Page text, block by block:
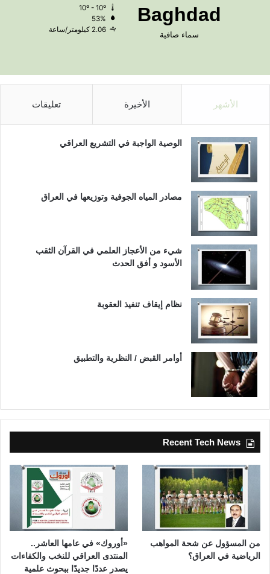
Baghdad
سماء صافية
53%
2.06 كيلومتر/ساعة
الأشهر الأخيرة تعليقات
الوصية الواجبة في التشريع العراقي
مصادر المياه الجوفية وتوزيعها في العراق
شيء من الأعجاز العلمي في القرآن الثقب
الأسود و أفق الحدث
نظام إيقاف تنفيذ العقوبة
أوامر القبض / النظرية والتطبيق
Recent Tech News
من المسؤول عن شحة المواهب
الرياضية في العراق؟
«أوروك» في عامها العاشر..
المنتدى العراقي للنخب والكفاءات
يصدر عددًا جديدًا ببحوث علمية